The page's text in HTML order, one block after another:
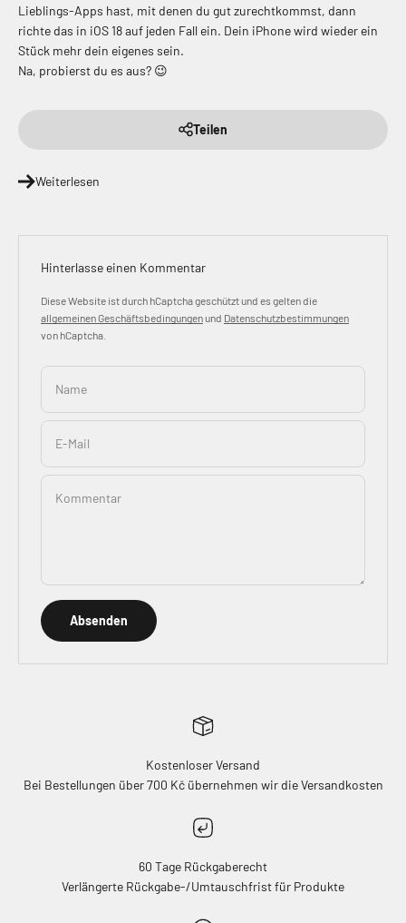
Lieblings-Apps hast, mit denen du gut zurechtkommst, dann
richte das in iOS 18 auf jeden Fall ein. Dein iPhone wird wieder ein
Stück mehr dein eigenes sein.
Na, probierst du es aus? 😉
Teilen
Weiterlesen
Hinterlasse einen Kommentar
Diese Website ist durch hCaptcha geschützt und es gelten die
allgemeinen Geschäftsbedingungen und Datenschutzbestimmungen
von hCaptcha.
Name
E-Mail
Kommentar
Absenden
Kostenloser Versand
Bei Bestellungen über 700 Kč übernehmen wir die Versandkosten
60 Tage Rückgaberecht
Verlängerte Rückgabe-/Umtauschfrist für Produkte